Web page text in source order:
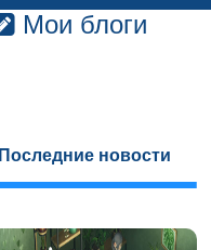
Мои блоги
Последние новости